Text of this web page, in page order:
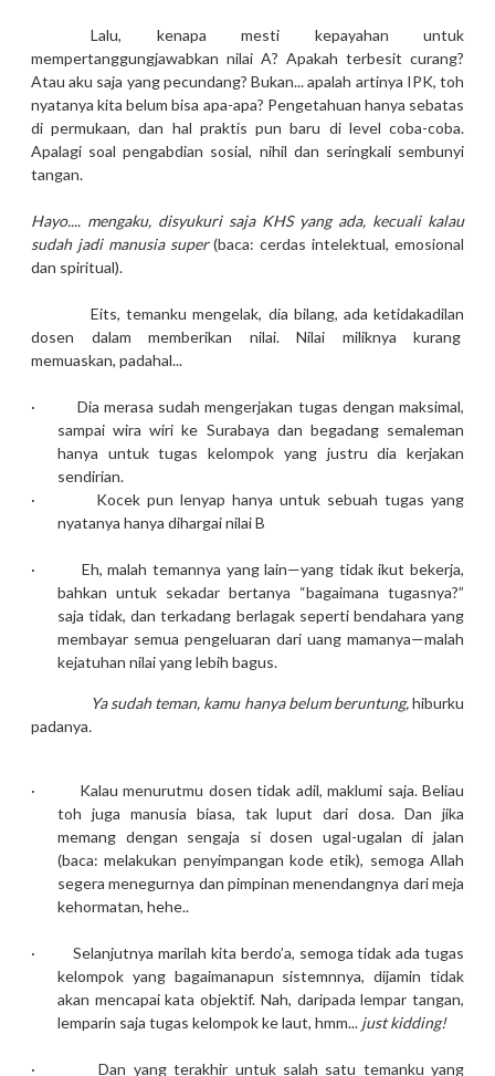
Lalu, kenapa mesti kepayahan untuk
mempertanggungjawabkan nilai A? Apakah terbesit curang?
Atau aku saja yang pecundang? Bukan... apalah artinya IPK, toh
nyatanya kita belum bisa apa-apa? Pengetahuan hanya sebatas
di permukaan, dan hal praktis pun baru di level coba-coba.
Apalagi soal pengabdian sosial, nihil dan seringkali sembunyi
tangan.
Hayo.... mengaku, disyukuri saja KHS yang ada, kecuali kalau
sudah jadi manusia super(baca: cerdas intelektual, emosional
dan spiritual).
Eits, temanku mengelak, dia bilang, ada ketidakadilan
dosen dalam memberikan nilai. Nilai miliknya kurang
memuaskan, padahal...
·
Dia merasa sudah mengerjakan tugas dengan maksimal,
sampai wira wiri ke Surabaya dan begadang semaleman
hanya untuk tugas kelompok yang justru dia kerjakan
sendirian.
·
Kocek pun lenyap hanya untuk sebuah tugas yang
nyatanya hanya dihargai nilai B
·
Eh, malah temannya yang lain—yang tidak ikut bekerja,
bahkan untuk sekadar bertanya “bagaimana tugasnya?”
saja tidak, dan terkadang berlagak seperti bendahara yang
membayar semua pengeluaran dari uang mamanya—malah
kejatuhan nilai yang lebih bagus.
Ya sudah teman, kamu hanya belum beruntung,hiburku
padanya.
·
Kalau menurutmu dosen tidak adil, maklumi saja. Beliau
toh juga manusia biasa, tak luput dari dosa. Dan jika
memang dengan sengaja si dosen ugal-ugalan di jalan
(baca: melakukan penyimpangan kode etik), semoga Allah
segera menegurnya dan pimpinan menendangnya dari meja
kehormatan, hehe..
·
Selanjutnya marilah kita berdo’a, semoga tidak ada tugas
kelompok yang bagaimanapun sistemnnya, dijamin tidak
akan mencapai kata objektif. Nah, daripada lempar tangan,
lemparin saja tugas kelompok ke laut, hmm... just kidding!
· Dan yang terakhir untuk salah satu temanku yang